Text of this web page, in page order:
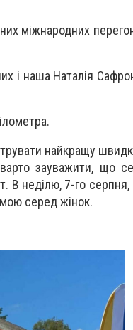
міжнародних
і наша Наталія
найкращу
зауважити, що
В неділю, 7-го
серед жінок.